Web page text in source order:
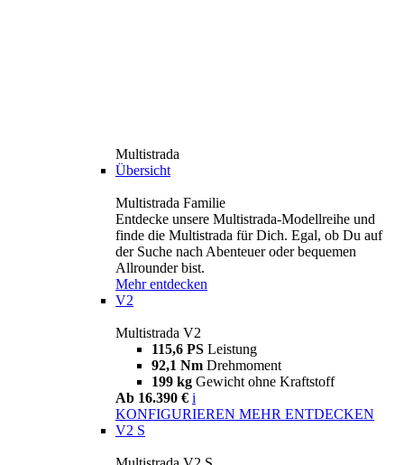
Multistrada
Übersicht
Multistrada Familie
Entdecke unsere Multistrada-Modellreihe und
finde die Multistrada für Dich. Egal, ob Du auf
der Suche nach Abenteuer oder bequemen
Allrounder bist.
Mehr entdecken
V2
Multistrada V2
115,6 PS Leistung
92,1 Nm Drehmoment
199 kg Gewicht ohne Kraftstoff
Ab 16.390 € i
KONFIGURIEREN MEHR ENTDECKEN
V2 S